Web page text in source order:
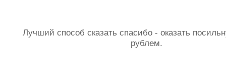
Лучший способ сказать спасибо - оказать
рублем.